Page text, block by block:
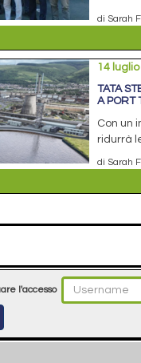
di Sarah
14
TATA
A PORT
Con un
ridurrà
di Sarah
l'accesso